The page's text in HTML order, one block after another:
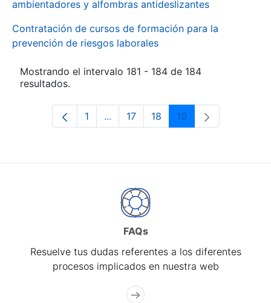
ambientadores y alfombras antideslizantes
Contratación de cursos de formación para la
prevención de riesgos laborales
Mostrando el intervalo 181 - 184 de 184
resultados.
Página
1 ...Páginas intermedias Use TAB para
Página
17 Página
18 Página
19
FAQs
Resuelve tus dudas referentes a los diferentes
procesos implicados en nuestra web